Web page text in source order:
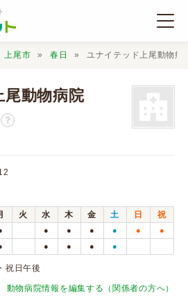
上尾市 春日 ユナイテッド上尾動物病
動物病院
？
火 水 木 金 土 日
祝
● ● ● ● ● ●
● ● ● ●
祝日午後
動物病院情報を編集する（関係者の方へ）